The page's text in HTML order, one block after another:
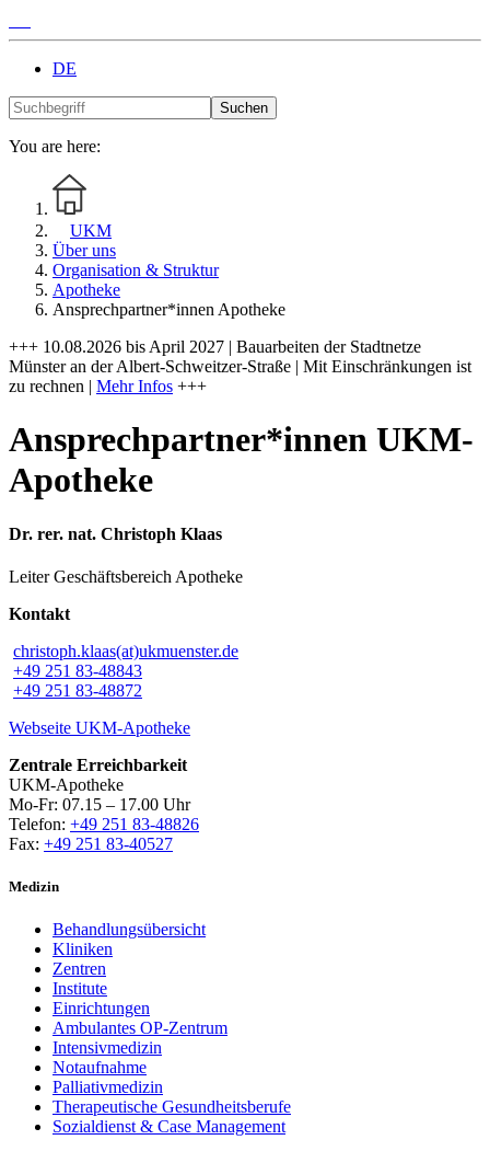
DE
Suchen
You are here:
UKM
Über uns
Organisation & Struktur
Apotheke
Ansprechpartner*innen Apotheke
+++ 10.08.2026 bis April 2027 | Bauarbeiten der Stadtnetze
Münster an der Albert-Schweitzer-Straße | Mit Einschränkungen ist
zu rechnen | Mehr Infos +++
Ansprechpartner*innen UKM-
Apotheke
Dr. rer. nat. Christoph Klaas
Leiter Geschäftsbereich Apotheke
Kontakt
christoph.klaas(at)ukmuenster.de
+49 251 83-48843
+49 251 83-48872
Webseite UKM-Apotheke
Zentrale Erreichbarkeit
UKM-Apotheke
Mo-Fr: 07.15 – 17.00 Uhr
Telefon: +49 251 83-48826
Fax: +49 251 83-40527
Medizin
Behandlungsübersicht
Kliniken
Zentren
Institute
Einrichtungen
Ambulantes OP-Zentrum
Intensivmedizin
Notaufnahme
Palliativmedizin
Therapeutische Gesundheitsberufe
Sozialdienst & Case Management